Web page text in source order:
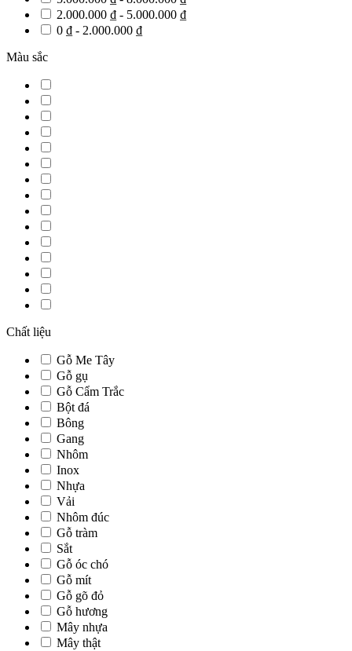
2.000.000 ₫ - 5.000.000 ₫
0 ₫ - 2.000.000 ₫
Màu sắc
Chất liệu
Gỗ Me Tây
Gỗ gụ
Gỗ Cẩm Trắc
Bột đá
Bông
Gang
Nhôm
Inox
Nhựa
Vải
Nhôm đúc
Gỗ tràm
Sắt
Gỗ óc chó
Gỗ mít
Gỗ gõ đỏ
Gỗ hương
Mây nhựa
Mây thật